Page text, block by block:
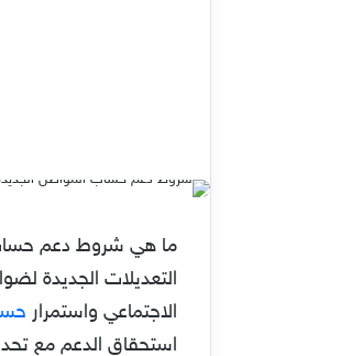
التعديلات الجديدة
الاجتماعي واستمرار